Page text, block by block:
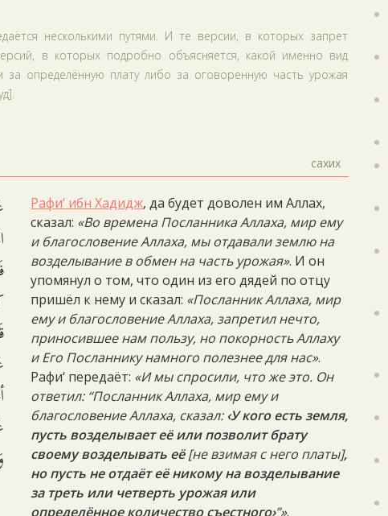
несколькими путями. И те версии, в которых запрет
в которых подробно объясняется, какой именно вид
определённую плату либо за оговоренную часть урожая
сахих
Рафи‘ ибн Хадидж, да будет доволен им Аллах,
сказал: «Во времена Посланника Аллаха, мир ему
и благословение Аллаха, мы отдавали землю на
возделывание в обмен на часть урожая». И он
упомянул о том, что один из его дядей по отцу
пришёл к нему и сказал: «Посланник Аллаха, мир
ему и благословение Аллаха, запретил нечто,
приносившее нам пользу, но покорность Аллаху
и Его Посланнику намного полезнее для нас».
Рафи‘ передаёт: «И мы спросили, что же это. Он
ответил: “Посланник Аллаха, мир ему и
благословение Аллаха, сказал:‹У кого есть земля,
пусть возделывает её или позволит брату
своему возделывать её[не взимая с него платы],
но пусть не отдаёт её никому на возделывание
за треть или четверть урожая или
определённое количество съестного›”».